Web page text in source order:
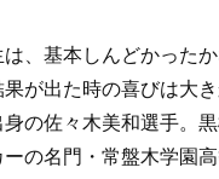
、基本しんどかった
が出た時の喜びは大
の佐々木美和選手。
の名門・常盤木学園